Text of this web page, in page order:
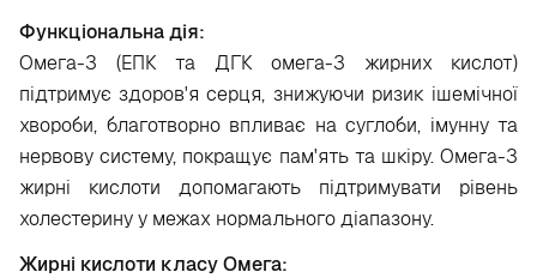
Функціональна дія:
Омега-3 (ЕПК та ДГК омега-3 жирних кислот)
підтримує здоров'я серця, знижуючи ризик ішемічної
хвороби, благотворно впливає на суглоби, імунну та
нервову систему, покращує пам'ять та шкіру. Омега-3
жирні кислоти допомагають підтримувати рівень
холестерину у межах нормального діапазону.
Жирні кислоти класу Омега: